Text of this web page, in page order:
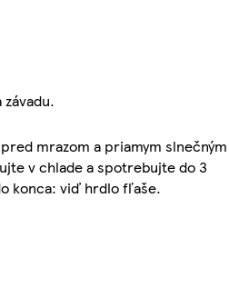
mrazom a priamym slnečným
v chlade a spotrebujte do 3
konca: viď hrdlo fľaše.